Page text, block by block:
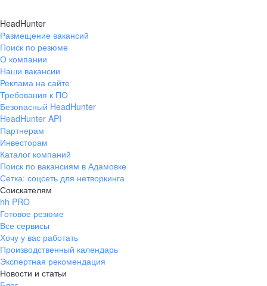
HeadHunter
Размещение вакансий
Поиск по резюме
О компании
Наши вакансии
Реклама на сайте
Требования к ПО
Безопасный HeadHunter
HeadHunter API
Партнерам
Инвесторам
Каталог компаний
Поиск по вакансиям в Адамовке
Сетка: соцсеть для нетворкинга
Соискателям
hh PRO
Готовое резюме
Все сервисы
Хочу у вас работать
Производственный календарь
Экспертная рекомендация
Новости и статьи